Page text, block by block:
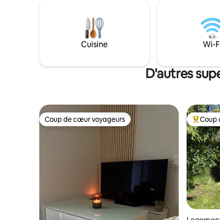
Cuisine Wi-
D'autres
Coup de cœur voyageurs
Coup de cœur voyageurs Coup
Coup